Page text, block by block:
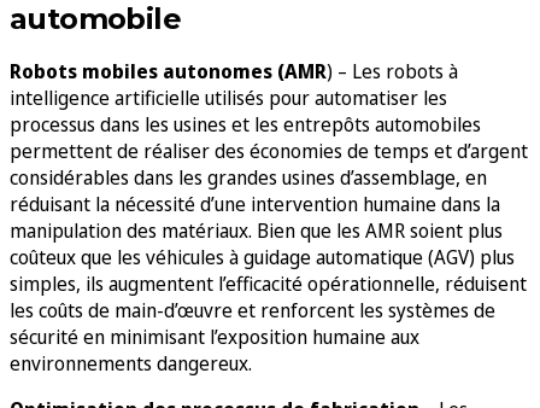
automobile
Robots mobiles autonomes (AMR) – Les robots à
intelligence artificielle utilisés pour automatiser les
processus dans les usines et les entrepôts automobiles
permettent de réaliser des économies de temps et d’argent
considérables dans les grandes usines d’assemblage, en
réduisant la nécessité d’une intervention humaine dans la
manipulation des matériaux. Bien que les AMR soient plus
coûteux que les véhicules à guidage automatique (AGV) plus
simples, ils augmentent l’efficacité opérationnelle, réduisent
les coûts de main-d’œuvre et renforcent les systèmes de
sécurité en minimisant l’exposition humaine aux
environnements dangereux.